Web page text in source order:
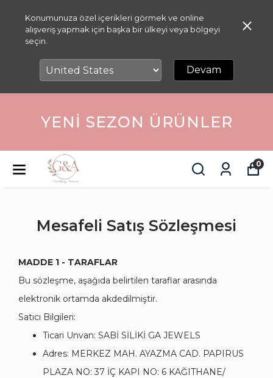
Konumunuza özel içerikleri görmek ve online
alışveriş yapmak için başka bir ülkeyi veya bölgeyi
seçin.
Devam
ÜYELERE ÖZEL
İNDIRIMLER
0
Mesafeli Satış Sözleşmesi
MADDE 1 - TARAFLAR
Bu sözleşme, aşağıda belirtilen taraflar arasında
elektronik ortamda akdedilmiştir.
Satıcı Bilgileri:
Ticari Unvan: SABİ SİLİKİ GA JEWELS
Adres: MERKEZ MAH. AYAZMA CAD. PAPIRUS
PLAZA NO: 37 İÇ KAPI NO: 6 KAĞITHANE/